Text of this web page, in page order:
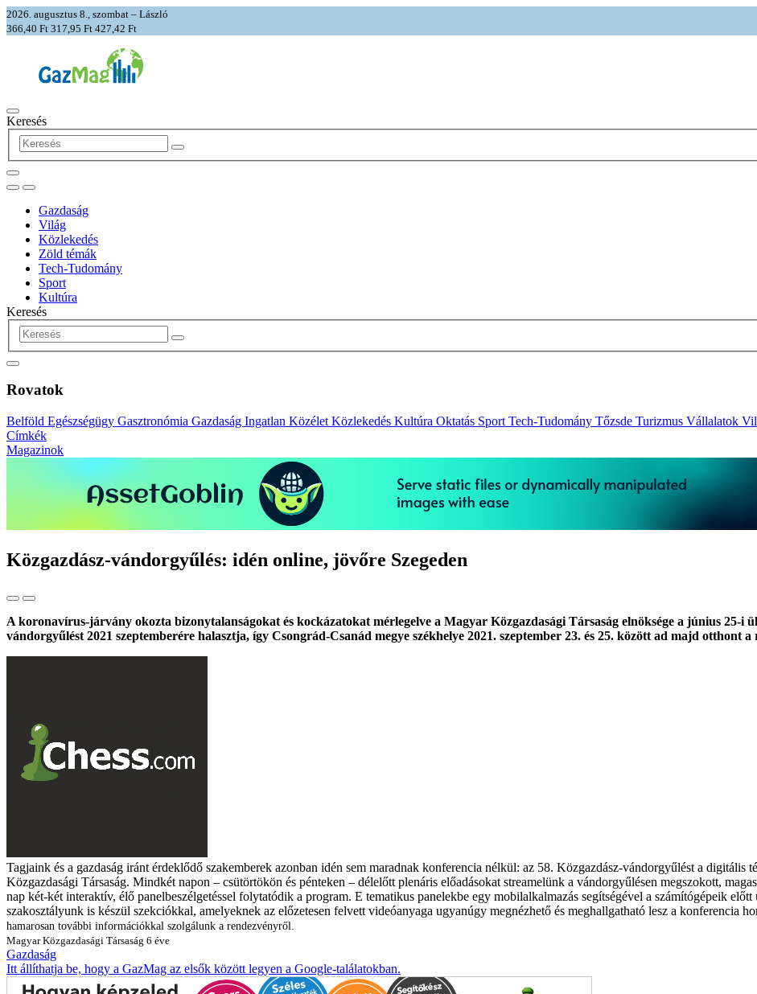
2026. augusztus 8., szombat – László
366,40 Ft 317,95 Ft 427,42 Ft
Keresés
Gazdaság
Világ
Közlekedés
Zöld témák
Tech-Tudomány
Sport
Kultúra
Keresés
Rovatok
Belföld Egészségügy Gasztronómia Gazdaság Ingatlan Közélet Közlekedés Kultúra Oktatás Sport Tech-Tudomány Tőzsde Turizmus Vállalatok
Címkék
Magazinok
Közgazdász-vándorgyűlés: idén online, jövőre Szegeden
A koronavírus-járvány okozta bizonytalanságokat és kockázatokat mérlegelve a Magyar Közgazdasági Társaság elnöksége a június 25-i
vándorgyűlést 2021 szeptemberére halasztja, így Csongrád-Csanád megye székhelye 2021. szeptember 23. és 25. között ad majd otthont a
Tagjaink és a gazdaság iránt érdeklődő szakemberek azonban idén sem maradnak konferencia nélkül: az 58. Közgazdász-vándorgyűlést a digitális
Közgazdasági Társaság. Mindkét napon – csütörtökön és pénteken – délelőtt plenáris előadásokat streamelünk a vándorgyűlésen megszokott,
nap két-két interaktív, élő panelbeszélgetéssel folytatódik a program. E tematikus panelekbe egy mobilalkalmazás segítségével a számítógépeik
szakosztályunk is készül szekciókkal, amelyeknek az előzetesen felvett videóanyaga ugyanúgy megnézhető és meghallgatható lesz a konferencia
hamarosan további információkkal szolgálunk a rendezvényről.
Magyar Közgazdasági Társaság 6 éve
Gazdaság
Itt állíthatja be, hogy a GazMag az elsők között legyen a Google-találatokban.